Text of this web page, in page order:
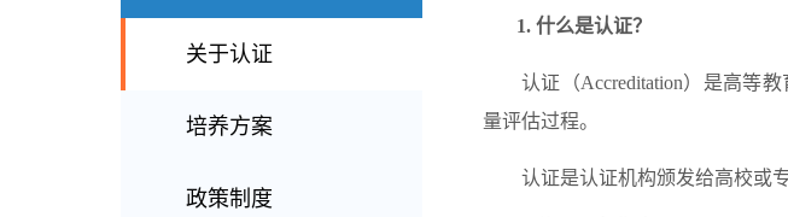
关于认证
培养方案
政策制度
1. 什么是认证？
认证（Accreditation）是高等
量评估过程。
认证是认证机构颁发给高校或